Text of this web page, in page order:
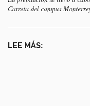
Carreta del campus
LEE MÁS: